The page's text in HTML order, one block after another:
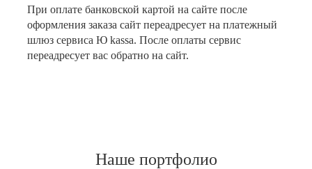
При оплате банковской картой на сайте после
оформления заказа сайт переадресует на платежный
шлюз сервиса Ю kassa. После оплаты сервис
переадресует вас обратно на сайт.
Наше портфолио